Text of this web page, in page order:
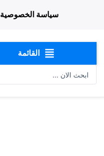
سياسة الخصوصية
القائمة